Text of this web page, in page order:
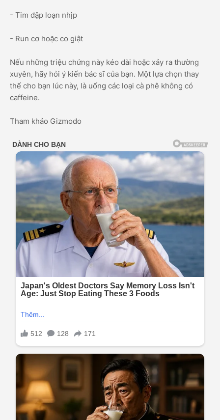
- Tim đập loạn nhịp
- Run cơ hoặc co giật
Nếu những triệu chứng này kéo dài hoặc xảy ra thường
xuyên, hãy hỏi ý kiến bác sĩ của bạn. Một lựa chọn thay
thế cho bạn lúc này, là uống các loại cà phê không có
caffeine.
Tham khảo Gizmodo